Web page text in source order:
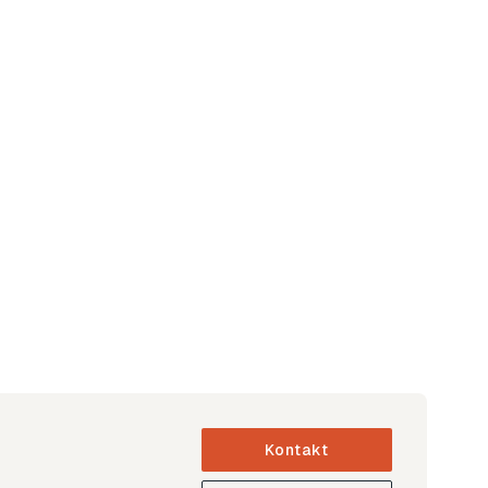
Kontakt